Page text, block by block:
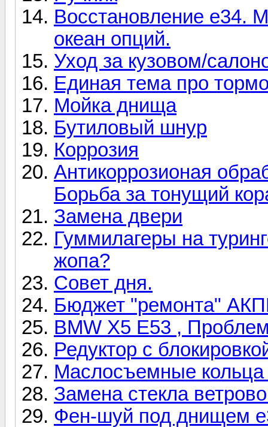
Восстановление е34.
океан опций.
Уход за кузовом/
Единая тема про
Мойка днища
Бутиловый шнур
Коррозия
Антикоррозионая
Борьба за тонущий
Замена двери
Гуммилагеры на
жопа?
Совет дня.
Бюджет "ремонта"
BMW X5 E53 ,
Редуктор с
Маслосъемные
Замена стекла
Фен-шуй под днищем